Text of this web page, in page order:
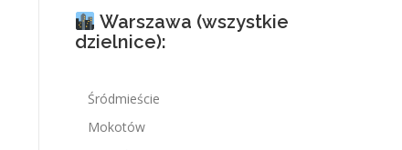
Warszawa (wszystkie
dzielnice):
Śródmieście
Mokotów